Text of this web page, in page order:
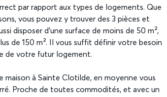
par rapport aux types de logements. Que
vous pouvez y trouver des 3 pièces et
disposer d’une surface de moins de 50 m²,
de 150 m². Il vous suffit définir votre besoin
de votre futur logement.
maison à Sainte Clotilde, en moyenne vous
Proche de toutes commodités, et avec un